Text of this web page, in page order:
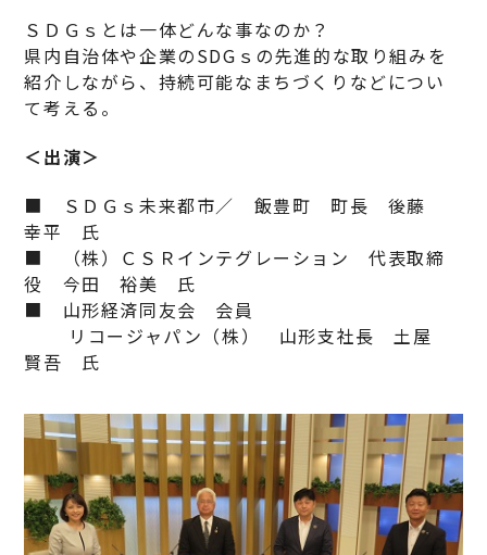
ＳＤＧｓとは一体どんな事なのか？
県内自治体や企業のSDGｓの先進的な取り組みを
紹介しながら、持続可能なまちづくりなどについ
て考える。
＜出演＞
■ ＳＤＧｓ未来都市／ 飯豊町 町長 後藤
幸平 氏
■ （株）ＣＳＲインテグレーション 代表取締
役 今田 裕美 氏
■ 山形経済同友会 会員
リコージャパン（株） 山形支社長 土屋
賢吾 氏